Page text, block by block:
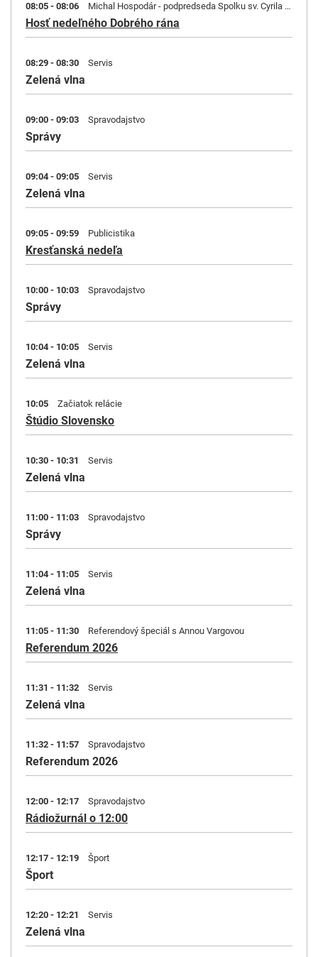
08:05 - 08:06 Michal Hospodár - podpredseda Spolku sv. Cyrila a Metoda, gréckokatolícky duchovný a VŠ pedagóg
Hosť nedeľného Dobrého rána
08:29 - 08:30 Servis
Zelená vlna
09:00 - 09:03 Spravodajstvo
Správy
09:04 - 09:05 Servis
Zelená vlna
09:05 - 09:59 Publicistika
Kresťanská nedeľa
10:00 - 10:03 Spravodajstvo
Správy
10:04 - 10:05 Servis
Zelená vlna
10:05 Začiatok relácie
Štúdio Slovensko
10:30 - 10:31 Servis
Zelená vlna
11:00 - 11:03 Spravodajstvo
Správy
11:04 - 11:05 Servis
Zelená vlna
11:05 - 11:30 Referendový špeciál s Annou Vargovou
Referendum 2026
11:31 - 11:32 Servis
Zelená vlna
11:32 - 11:57 Spravodajstvo
Referendum 2026
12:00 - 12:17 Spravodajstvo
Rádiožurnál o 12:00
12:17 - 12:19 Šport
Šport
12:20 - 12:21 Servis
Zelená vlna